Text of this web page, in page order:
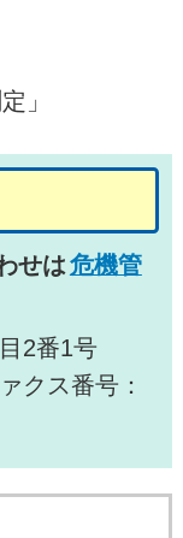
」
せは危機管
2番1号
クス番号：